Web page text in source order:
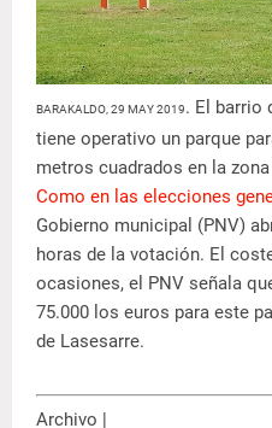
BARAKALDO, 29 MAY 2019. El barrio
tiene operativo un parque
metros cuadrados en la
Como en las elecciones
Gobierno municipal (PNV)
horas de la votación. El
ocasiones, el PNV señala
75.000 los euros para este
de Lasesarre.
Archivo |